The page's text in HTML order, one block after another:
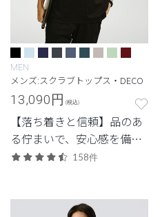
MEN
メンズ:スクラブトップス・DECO
13,090円 (税込)
【落ち着きと信頼】品のあ
る佇まいで、安心感を備え
た定番シリーズ。
158件